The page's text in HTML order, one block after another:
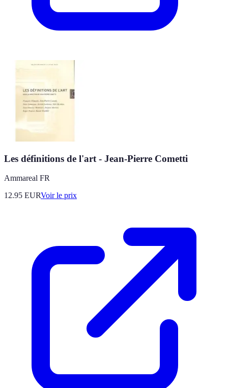
Les définitions de l'art - Jean-Pierre Cometti
Ammareal FR
12.95 EURVoir le prix